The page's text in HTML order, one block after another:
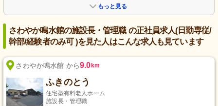
もっと見る
さわやか鳴水館の施設長・管理職 の正社員求人(日勤専従/
幹部/経験者のみ可 )を見た人はこんな求人も見ています
さわやか鳴水館 から9.0km
ふきのとう
住宅型有料老人ホーム
施設長・管理職